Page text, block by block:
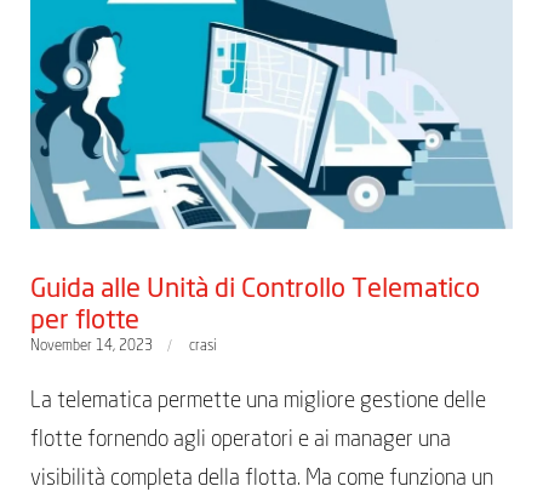
Guida alle Unità di Controllo Telematico
per flotte
November 14, 2023 crasi
La telematica permette una migliore gestione delle
flotte fornendo agli operatori e ai manager una
visibilità completa della flotta. Ma come funziona un